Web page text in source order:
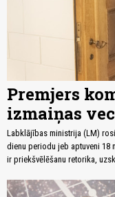
Premjers
izmaiņas
Labklājības ministrija (LM)
dienu periodu jeb aptuveni 18
ir priekšvēlēšanu retorika,